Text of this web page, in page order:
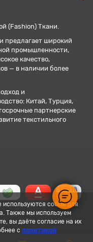
cookie для
Также мы используем
вы даёте согласие на их
с политикой
(Fashion) Ткани.
предлагает широкий
промышленности,
качество,
— в наличии более
и
Китай, Турция,
партнерские
текстильного